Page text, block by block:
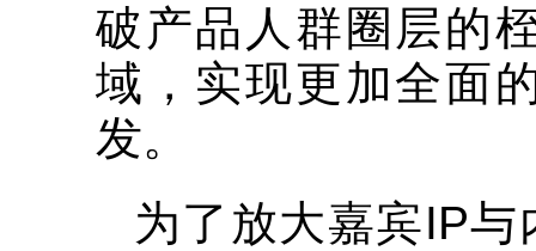
破产品人群圈层的
域，实现更加全面
发。
为了放大嘉宾IP